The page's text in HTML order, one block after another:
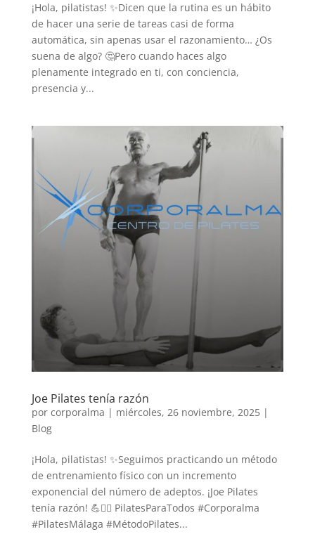
¡Hola, pilatistas! ✨Dicen que la rutina es un hábito
de hacer una serie de tareas casi de forma
automática, sin apenas usar el razonamiento… ¿Os
suena de algo? 🤔Pero cuando haces algo
plenamente integrado en ti, con conciencia,
presencia y...
Joe Pilates tenía razón
por corporalma | miércoles, 26 noviembre, 2025|
Blog
¡Hola, pilatistas! ✨Seguimos practicando un método
de entrenamiento físico con un incremento
exponencial del número de adeptos. ¡Joe Pilates
tenía razón! 💪🧘‍♀️ PilatesParaTodos #Corporalma
#PilatesMálaga #MétodoPilates...